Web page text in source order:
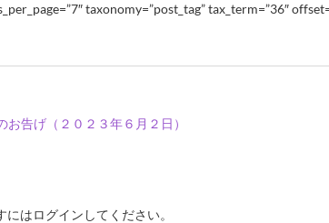
taxonomy=”post_tag” tax_term=”36″
お告げ（２０２３年６月２日）
にはログインしてください。